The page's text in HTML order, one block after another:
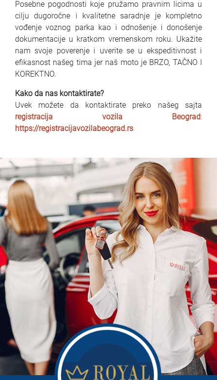
Posebne pogodnosti koje pružamo pravnim licima u
cilju dugoročne i kvalitetne saradnje je kompletno
vođenje voznog parka kao i odnošenje i donošenje
dokumentacije u kratkom vremenskom roku. Ukažite
nam svoje poverenje i uverite se u ekspeditivnost i
efikasnost našeg tima jer naš moto je BRZO, TAČNO I
KOREKTNO.
Kako da nas kontaktirate?
Uvek možete da kontaktirate preko našeg sajta
registracija vozila Beograd:
https://registracijavozilabeograd.rs